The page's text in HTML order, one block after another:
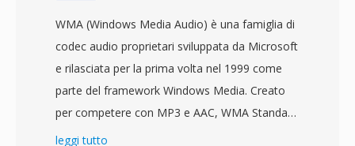
riducendo le registrazioni a circa 8 kbit/s
mantenendo il parlato intelligibile. Ogni file
presenta una piccola intestazione che identifica
frequenza di campionamento, tipo di
compressione e metadati del messaggio,
WMA (Windows Media Audio) è una famiglia di
codec audio proprietari sviluppata da Microsoft
e rilasciata per la prima volta nel 1999 come
parte del framework Windows Media. Creato
per competere con MP3 e AAC, WMA Standard
utilizza la codifica percettiva per offrire quella
leggi tutto